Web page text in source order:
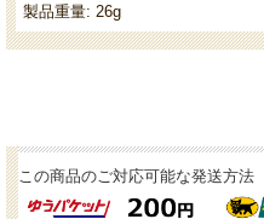
製品重量: 26g
この商品のご対応可能な発送方法